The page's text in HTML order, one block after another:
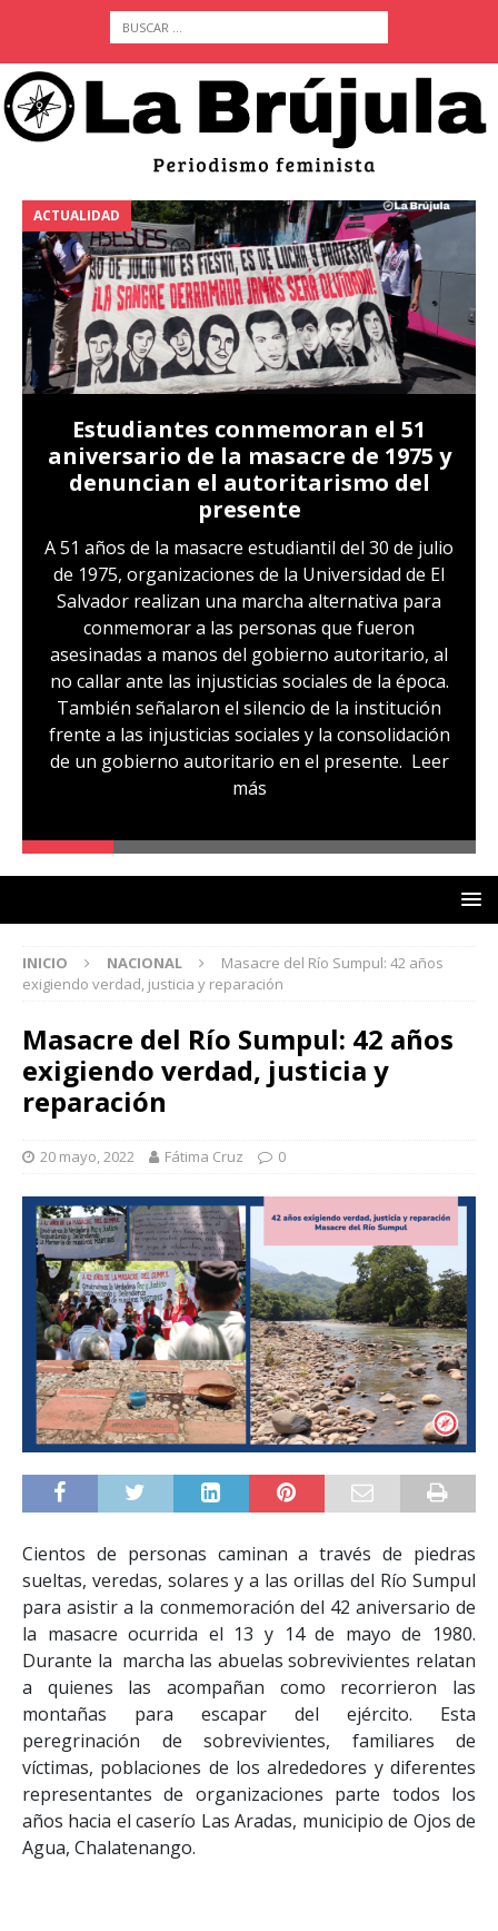
ACTUALIDAD
Estudiantes conmemoran el 51
aniversario de la masacre de 1975 y
denuncian el autoritarismo del
presente
A 51 años de la masacre estudiantil del 30 de julio
de 1975, organizaciones de la Universidad de El
Salvador realizan una marcha alternativa para
conmemorar a las personas que fueron
asesinadas a manos del gobierno autoritario, al
no callar ante las injusticias sociales de la época.
También señalaron el silencio de la institución
frente a las injusticias sociales y la consolidación
de un gobierno autoritario en el presente. Leer
más
INICIO NACIONAL
Masacre del Río Sumpul: 42 años
exigiendo verdad, justicia y reparación
Masacre del Río Sumpul: 42 años
exigiendo verdad, justicia y
reparación
20 mayo, 2022 Fátima Cruz 0
Cientos de personas caminan a través de piedras
sueltas, veredas, solares y a las orillas del Río Sumpul
para asistir a la conmemoración del 42 aniversario de
la masacre ocurrida el 13 y 14 de mayo de 1980.
Durante la marcha las abuelas sobrevivientes relatan
a quienes las acompañan como recorrieron las
montañas para escapar del ejército. Esta
peregrinación de sobrevivientes, familiares de
víctimas, poblaciones de los alrededores y diferentes
representantes de organizaciones parte todos los
años hacia el caserío Las Aradas, municipio de Ojos de
Agua, Chalatenango.